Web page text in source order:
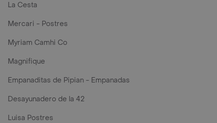
La Cesta
Mercari - Postres
Myriam Camhi Co
Magnifique
Empanaditas de Pipian - Empanadas
Desayunadero de la 42
Luisa Postres